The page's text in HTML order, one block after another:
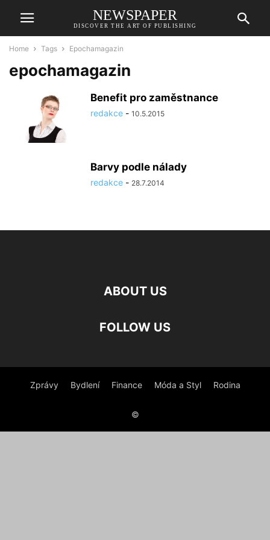
NEWSPAPER
DISCOVER THE ART OF PUBLISHING
Home Tags Epochamagazin
epochamagazin
Benefit pro zaměstnance
redakce - 10.5.2015
Barvy podle nálady
redakce - 28.7.2014
ABOUT US
FOLLOW US
Zprávy Bydlení Finance Móda a Styl Rodina
©